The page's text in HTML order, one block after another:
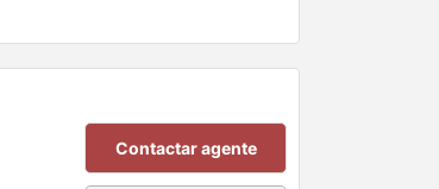
Contactar agente